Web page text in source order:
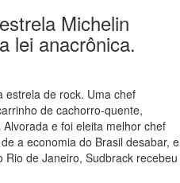
Michelin
lei anacrônica.
estrela de rock. Uma chef
de cachorro-quente,
e foi eleita melhor chef
a economia do Brasil desabar, e
de Janeiro, Sudbrack recebeu